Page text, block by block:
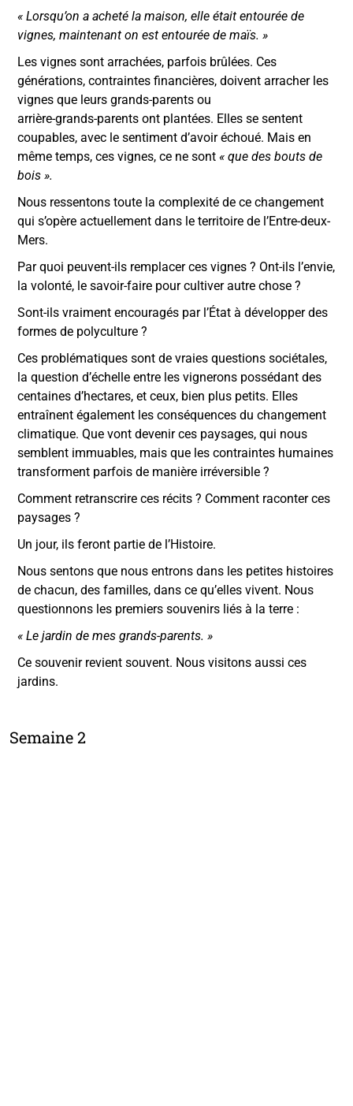
« Lorsqu’on a acheté la maison, elle était entourée de
vignes, maintenant on est entourée de maïs. »
Les vignes sont arrachées, parfois brûlées. Ces
générations, contraintes financières, doivent arracher les
vignes que leurs grands-parents ou
arrière-grands-parents ont plantées. Elles se sentent
coupables, avec le sentiment d’avoir échoué. Mais en
même temps, ces vignes, ce ne sont « que des bouts de
bois ».
Nous ressentons toute la complexité de ce changement
qui s’opère actuellement dans le territoire de l’Entre-deux-
Mers.
Par quoi peuvent-ils remplacer ces vignes ? Ont-ils l’envie,
la volonté, le savoir-faire pour cultiver autre chose ?
Sont-ils vraiment encouragés par l’État à développer des
formes de polyculture ?
Ces problématiques sont de vraies questions sociétales,
la question d’échelle entre les vignerons possédant des
centaines d’hectares, et ceux, bien plus petits. Elles
entraînent également les conséquences du changement
climatique. Que vont devenir ces paysages, qui nous
semblent immuables, mais que les contraintes humaines
transforment parfois de manière irréversible ?
Comment retranscrire ces récits ? Comment raconter ces
paysages ?
Un jour, ils feront partie de l’Histoire.
Nous sentons que nous entrons dans les petites histoires
de chacun, des familles, dans ce qu’elles vivent. Nous
questionnons les premiers souvenirs liés à la terre :
« Le jardin de mes grands-parents. »
Ce souvenir revient souvent. Nous visitons aussi ces
jardins.
Semaine 2